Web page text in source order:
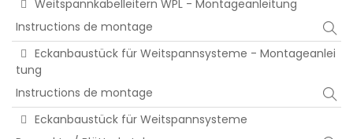
Weitspannkabelleitern WPL - Montageanleitung
Instructions de montage
Eckanbaustück für Weitspannsysteme - Montageanlei
tung
Instructions de montage
Eckanbaustück für Weitspannsysteme